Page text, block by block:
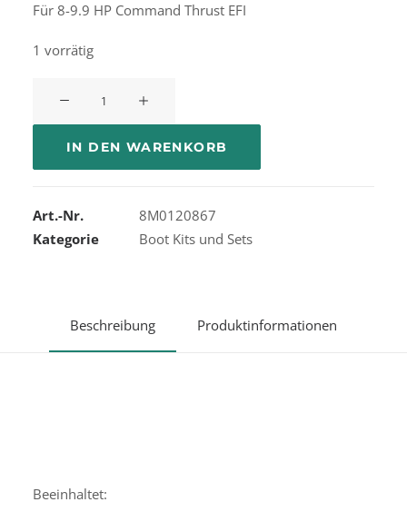
Für 8-9.9 HP Command Thrust EFI
1 vorrätig
(für
8/9,9PS
IN DEN WARENKORB
Art.-Nr.
8M0120867
Kategorie
Boot Kits und Sets
Beschreibung Produktinformationen
Beeinhaltet: